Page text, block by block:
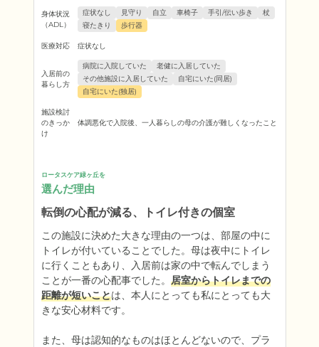
身体状況
（ADL）
症状なし 見守り 自立 車椅子 手引/伝い歩き
杖
寝たきり
歩行器
医療対応 症状なし
入居前の
暮らし方
病院に入院していた
老健に入居していた
その他施設に入居していた
自宅にいた(同居)
自宅にいた(独居)
施設検討
のきっか
け
体調悪化で入院後、一人暮らしの母の介護が難しくなったこと
ロータスケア緑ヶ丘を
選んだ理由
転倒の心配が減る、トイレ付きの個室
この施設に決めた大きな理由の一つは、部屋の中に
トイレが付いていることでした。母は夜中にトイレ
に行くこともあり、入居前は家の中で転んでしまう
ことが一番の心配事でした。 居室からトイレまでの
距離が短いことは、本人にとっても私にとっても大
きな安心材料です。
また、母は認知的なものはほとんどないので、プラ